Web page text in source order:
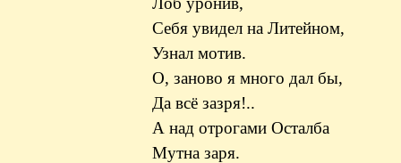
Себя увидел на Литейном,
Узнал мотив.
О, заново я много дал бы,
Да всё зазря!..
А над отрогами Осталба
Мутна заря.